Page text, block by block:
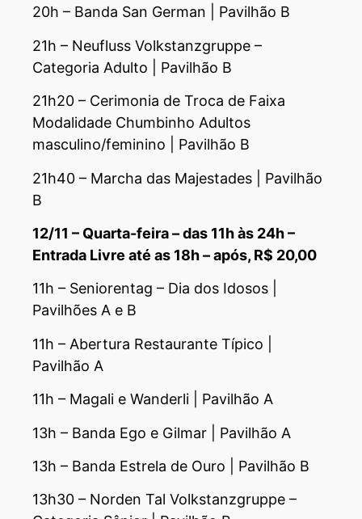
20h – Banda San German | Pavilhão B
21h – Neufluss Volkstanzgruppe –
Categoria Adulto | Pavilhão B
21h20 – Cerimonia de Troca de Faixa
Modalidade Chumbinho Adultos
masculino/feminino | Pavilhão B
21h40 – Marcha das Majestades | Pavilhão
B
12/11 – Quarta-feira – das 11h às 24h –
Entrada Livre até as 18h – após, R$ 20,00
11h – Seniorentag – Dia dos Idosos |
Pavilhões A e B
11h – Abertura Restaurante Típico |
Pavilhão A
11h – Magali e Wanderli | Pavilhão A
13h – Banda Ego e Gilmar | Pavilhão A
13h – Banda Estrela de Ouro | Pavilhão B
13h30 – Norden Tal Volkstanzgruppe –